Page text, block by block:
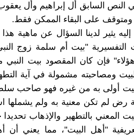
السابق أل إبراهيم وأل يعقوب،
ومتوقف على البقاء الممكن فقط.
يثير لدينا السؤال عن ماهية
التفسيرية "بيت أم سلمة زوج
فإن كان المقصود بيت النبي
ومصاحبته مشمولة في آية التطهير
أولى به من غيره فهو صاحب
رض لم تكن معنية به ولم يشملها
المعني بالتطهير والإذهاب تحديدا
"أهل البيت"، مما يعني